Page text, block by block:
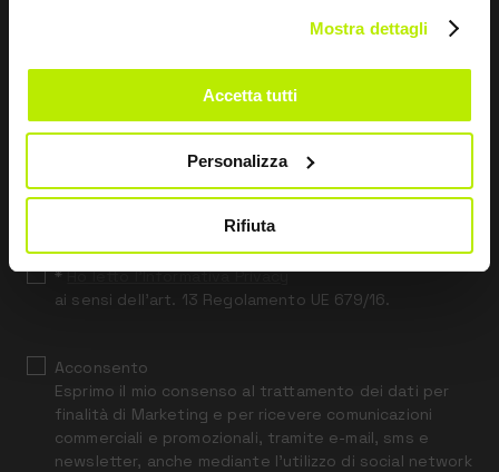
Mostra dettagli
Accetta tutti
Personalizza
Rifiuta
Restiamo in contatto
this
field
*Ho letto l’Informativa Privacy
ai sensi dell’art. 13 Regolamento UE 679/16.
Acconsento
Esprimo il mio consenso al trattamento dei dati per
finalità di Marketing e per ricevere comunicazioni
commerciali e promozionali, tramite e-mail, sms e
newsletter, anche mediante l’utilizzo di social network